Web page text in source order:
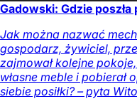
Gadowski: Gdzie
Jak można nazwać
gospodarz, żywiciel,
zajmował kolejne
własne meble i
siebie posiłki? – pyta